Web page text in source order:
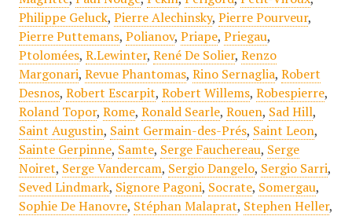
Philippe Geluck, Pierre Alechinsky, Pierre Pourveur,
Pierre Puttemans, Polianov, Priape, Priegau,
Ptolomées, R.Lewinter, René De Solier, Renzo
Margonari, Revue Phantomas, Rino Sernaglia, Robert
Desnos, Robert Escarpit, Robert Willems, Robespierre,
Roland Topor, Rome, Ronald Searle, Rouen, Sad Hill,
Saint Augustin, Saint Germain-des-Prés, Saint Leon,
Sainte Gerpinne, Samte, Serge Fauchereau, Serge
Noiret, Serge Vandercam, Sergio Dangelo, Sergio Sarri,
Seved Lindmark, Signore Pagoni, Socrate, Somergau,
Sophie De Hanovre, Stéphan Malaprat, Stephen Heller,